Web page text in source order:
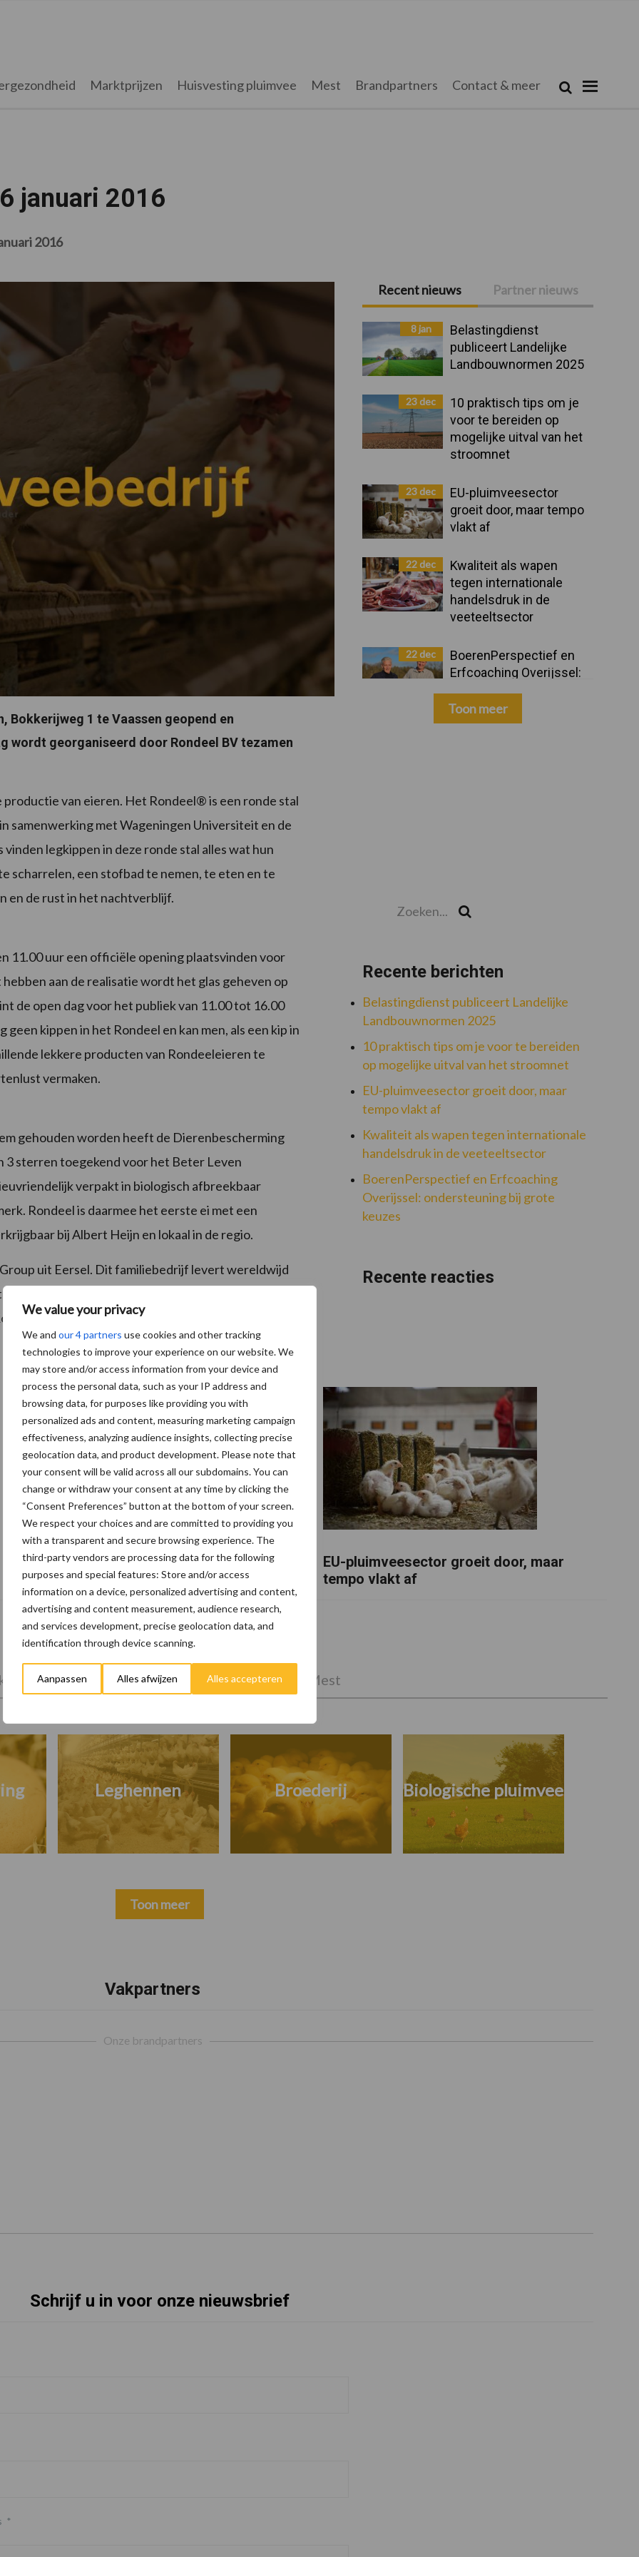
We value your privacy
We and our 4 partners use cookies and other tracking
technologies to improve your experience on our website. We
may store and/or access information from your device and
process the personal data, such as your IP address and
browsing data, for purposes like providing you with
personalized ads and content, measuring marketing campaign
effectiveness, analyzing audience insights, collecting precise
geolocation data, and product development. Please note that
your consent will be valid across all our subdomains. You can
change or withdraw your consent at any time by clicking the
“Consent Preferences” button at the bottom of your screen.
We respect your choices and are committed to providing you
with a transparent and secure browsing experience. The
third-party vendors are processing data for the following
purposes and special features: Store and/or access
information on a device, personalized advertising and content,
advertising and content measurement, audience research,
and services development, precise geolocation data, and
identification through device scanning.
Aanpassen Alles afwijzen Alles accepteren
Marktprijzen Huisvesting pluimvee Mest Brandpartners Contact & meer Zoek
januari 2016
2016
Bokkerijweg 1 te Vaassen geopend en
wordt georganiseerd door Rondeel BV tezamen
van eieren. Het Rondeel® is een ronde stal
samenwerking met Wageningen Universiteit en de
legkippen in deze ronde stal alles wat hun
scharrelen, een stofbad te nemen, te eten en te
en de rust in het nachtverblijf.
11.00 uur een officiële opening plaatsvinden voor
aan de realisatie wordt het glas geheven op
de open dag voor het publiek van 11.00 tot 16.00
geen kippen in het Rondeel en kan men, als een kip in
lekkere producten van Rondeeleieren te
vermaken.
gehouden worden heeft de Dierenbescherming
3 sterren toegekend voor het Beter Leven
verpakt in biologisch afbreekbaar
Rondeel is daarmee het eerste ei met een
bij Albert Heijn en lokaal in de regio.
uit Eersel. Dit familiebedrijf levert wereldwijd
en is daarmee één van de meest toonaangevende
is terug te vinden op de site.
Primaire
Sidebar
Recent nieuws Partner nieuws
8 jan
Belastingdienst
publiceert Landelijke
Landbouwnormen 2025
23 dec
10 praktisch tips om je
voor te bereiden op
mogelijke uitval van het
stroomnet
23 dec
EU-pluimveesector
groeit door, maar tempo
vlakt af
22 dec
Kwaliteit als wapen
tegen internationale
handelsdruk in de
veeteeltsector
22 dec
BoerenPerspectief en
Erfcoaching Overijssel:
ondersteuning bij grote
keuzes
Toon meer
Recente berichten
Belastingdienst publiceert Landelijke
Landbouwnormen 2025
10 praktisch tips om je voor te bereiden
op mogelijke uitval van het stroomnet
EU-pluimveesector groeit door, maar
tempo vlakt af
Kwaliteit als wapen tegen internationale
handelsdruk in de veeteeltsector
BoerenPerspectief en Erfcoaching
Overijssel: ondersteuning bij grote
keuzes
Recente reacties
10 praktisch tips om je voor te bereiden
op mogelijke uitval van het stroomnet
EU-pluimveesector groeit door, maar
tempo vlakt af
Kies uw pluimveetak Huisvesting Mest
Leghennen Broederij Biologische pluimvee
Toon meer
Vakpartners
Onze brandpartners
Schrijf u in voor onze nieuwsbrief
*